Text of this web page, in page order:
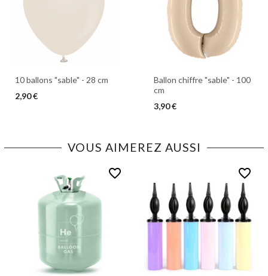
10 ballons "sable" - 28 cm
2,90 €
Ballon chiffre "sable" - 100
cm
3,90 €
VOUS AIMEREZ AUSSI
favorite_border favorite_border